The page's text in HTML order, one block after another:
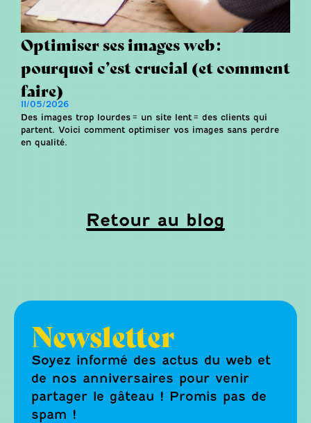
Optimiser ses images web :
pourquoi c’est crucial (et comment
faire)
11/05/2026
Des images trop lourdes = un site lent = des clients qui
partent. Voici comment optimiser vos images sans perdre
en qualité.
Retour au blog
Newsletter
Soyez informé des actus du web et
de nos anniversaires pour venir
partager le gâteau ! Promis pas de
spam !